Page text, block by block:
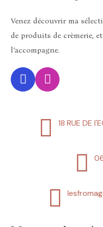
Venez découvrir ma
de produits de crèmerie,
l’accompagne.
18 RUE DE